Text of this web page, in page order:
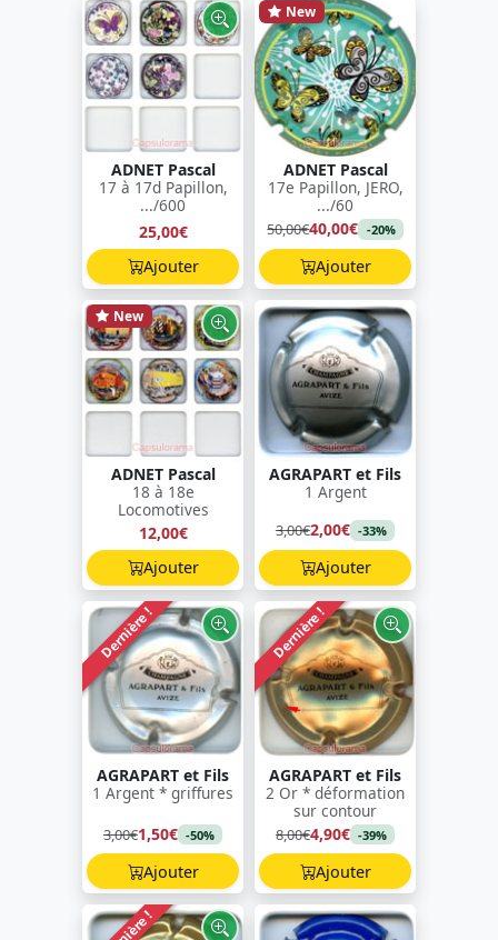
ADNET Pascal
17 à 17d Papillon,
.../600
25,00€
Ajouter
New
ADNET Pascal
17e Papillon, JERO,
.../60
50,00€40,00€ -20%
Ajouter
New
ADNET Pascal
18 à 18e
Locomotives
12,00€
Ajouter
AGRAPART et Fils
1 Argent
3,00€2,00€ -33%
Ajouter
Dernière !
AGRAPART et Fils
1 Argent * griffures
3,00€1,50€ -50%
Ajouter
Dernière !
AGRAPART et Fils
2 Or * déformation
sur contour
8,00€4,90€ -39%
Ajouter